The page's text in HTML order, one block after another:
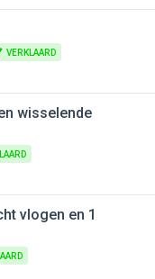
VERKLAARD
wisselende
vlogen en 1